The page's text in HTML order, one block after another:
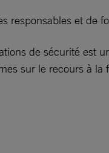
responsables et de
de sécurité est
sur le recours à la